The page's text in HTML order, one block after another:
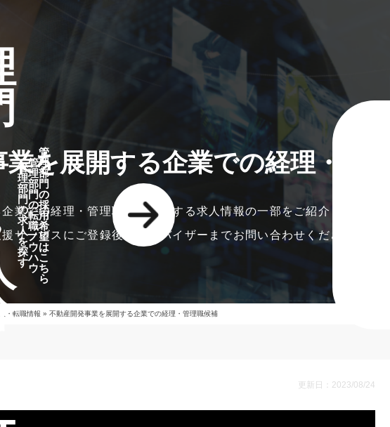
管
理
部
門
の
求
人
を
探
す
管
理
部
門
の
転
職
ノ
ウ
ハ
ウ
管
理
部
門
の
採
用
希
望
は
こ
ち
ら
を展開する企業での経理・管理
業での経理・管理職候補に関する求人情報の一部をご紹介しておりま
サービスにご登録後、アドバイザーまでお問い合わせください。
・転職情報 » 不動産開発事業を展開する企業での経理・管理職候補
更新日：2023/08/24